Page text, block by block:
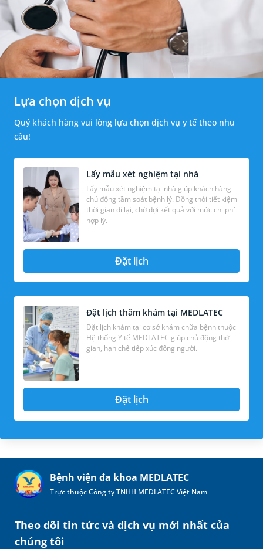
Lựa chọn dịch vụ
Quý khách hàng vui lòng lựa chọn dịch vụ y tế theo nhu
cầu!
Lấy mẫu xét nghiệm tại nhà
Lấy mẫu xét nghiệm tại nhà giúp khách hàng
chủ động tầm soát bệnh lý. Đồng thời tiết kiệm
thời gian đi lại, chờ đợi kết quả với mức chi phí
hợp lý.
Đặt lịch
Đặt lịch thăm khám tại MEDLATEC
Đặt lịch khám tại cơ sở khám chữa bệnh thuộc
Hệ thống Y tế MEDLATEC giúp chủ động thời
gian, hạn chế tiếp xúc đông người.
Đặt lịch
Bệnh viện đa khoa MEDLATEC
Trực thuộc Công ty TNHH MEDLATEC Việt Nam
Theo dõi tin tức và dịch vụ mới nhất của
chúng tôi